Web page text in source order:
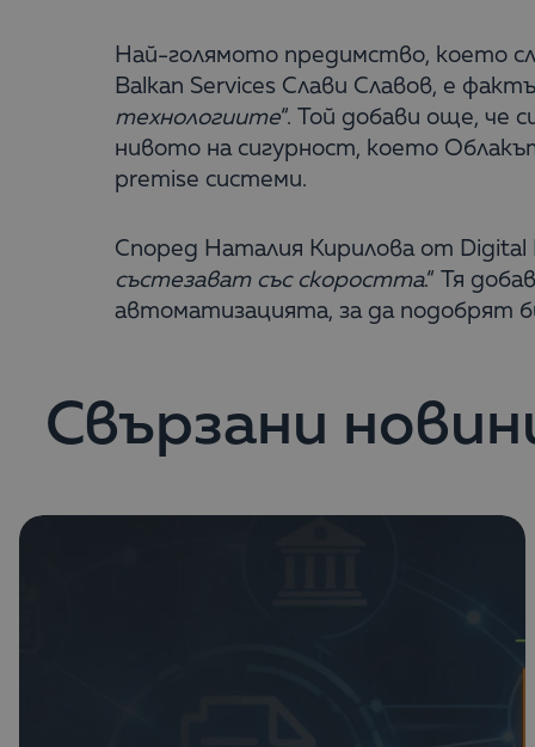
Най-голямото предимство, което
Balkan Services Слави Славов, е
технологиите“. Той добави още, че
нивото на сигурност, което
premise системи.
Според Наталия Кирилова от Digital
състезават със скоростта.“ Тя
автоматизацията, за да подобрят
Свързани